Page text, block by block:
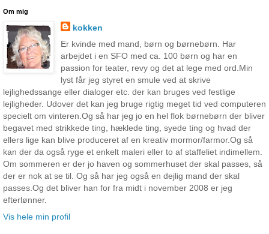
Om mig
kokken
Er kvinde med mand, børn og børnebørn. Har
arbejdet i en SFO med ca. 100 børn og har en
passion for teater, revy og det at lege med ord.Min
lyst får jeg styret en smule ved at skrive
lejlighedssange eller dialoger etc. der kan bruges ved festlige
lejligheder. Udover det kan jeg bruge rigtig meget tid ved computeren
specielt om vinteren.Og så har jeg jo en hel flok børnebørn der bliver
begavet med strikkede ting, hæklede ting, syede ting og hvad der
ellers lige kan blive produceret af en kreativ mormor/farmor.Og så
kan der da også ryge et enkelt maleri eller to af staffeliet indimellem.
Om sommeren er der jo haven og sommerhuset der skal passes, så
der er nok at se til. Og så har jeg også en dejlig mand der skal
passes.Og det bliver han for fra midt i november 2008 er jeg
efterlønner.
Vis hele min profil